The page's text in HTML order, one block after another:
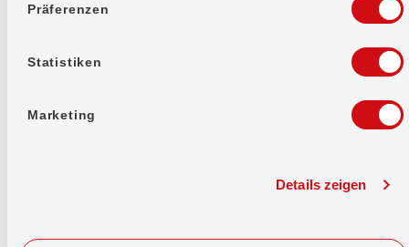
Präferenzen
Statistiken
Marketing
Details zeigen